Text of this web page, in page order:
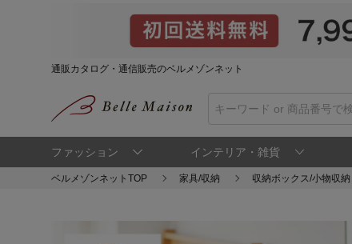
通販カタログ・通信販売のベルメゾンネット
ファッション インテリア・雑貨
ベルメゾンネットTOP 家具/収納 収納ボックス/小物収納